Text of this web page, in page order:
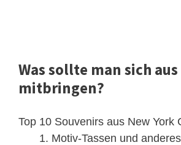
Was sollte man sich
mitbringen?
Top 10 Souvenirs aus New York
Motiv-Tassen und